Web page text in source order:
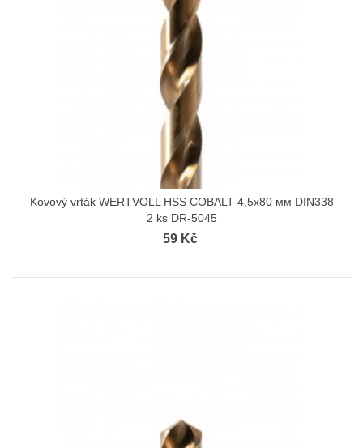
Kovový vrták WERTVOLL HSS COBALT 4,5х80 мм DIN338
2 ks DR-5045
59 Kč